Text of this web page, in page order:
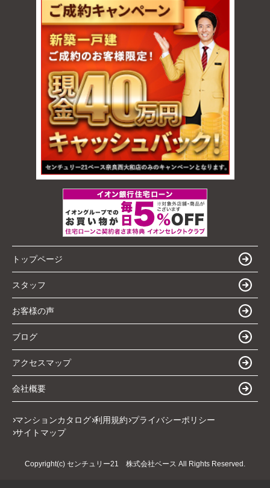
トップページ
スタッフ
お客様の声
ブログ
アクセスマップ
会社概要
マンションカタログ 利用規約 プライバシーポリシー
サイトマップ
Copyright(c) センチュリー21 株式会社ベース All Rights Reserved.